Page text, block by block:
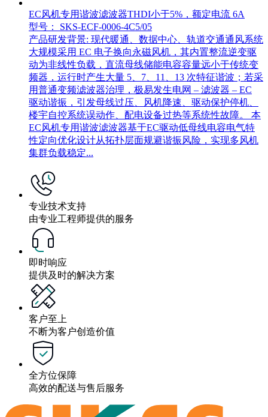
EC风机专用谐波滤波器THDI小于5%，额定电流 6A
型号： SKS-ECF-0006-4C5/05
产品研发背景: 现代暖通、数据中心、轨道交通通风系统
大规模采用 EC 电子换向永磁风机，其内置整流逆变驱
动为非线性负载，直流母线储能电容容量远小于传统变
频器，运行时产生大量 5、7、11、13 次特征谐波；若采
用普通变频滤波器治理，极易发生电网 – 滤波器 – EC
驱动谐振，引发母线过压、风机降速、驱动保护停机、
楼宇自控系统误动作、配电设备过热等系统性故障。 本
EC风机专用谐波滤波器基于EC驱动低母线电容电气特
性定向优化设计从拓扑层面规避谐振风险，实现多风机
集群负载稳定...
专业技术支持
由专业工程师提供的服务
即时响应
提供及时的解决方案
客户至上
不断为客户创造价值
全方位保障
高效的配送与售后服务